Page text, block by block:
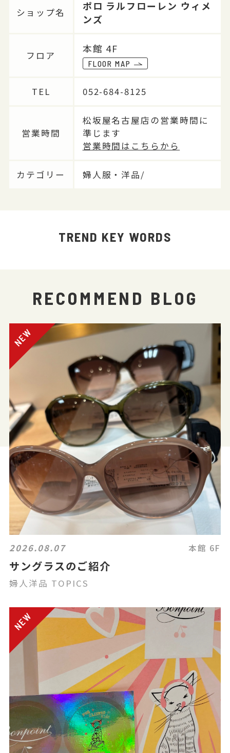
ショップ名
ポロ ラルフローレン ウィメ
ンズ
フロア
本館 4F
FLOOR MAP
TEL 052-684-8125
営業時間
松坂屋名古屋店の営業時間に
準じます
営業時間はこちらから
カテゴリー 婦人服・洋品/
TREND KEY WORDS
RECOMMEND BLOG
2026.08.07 本館 6F
サングラスのご紹介
婦人洋品 TOPICS